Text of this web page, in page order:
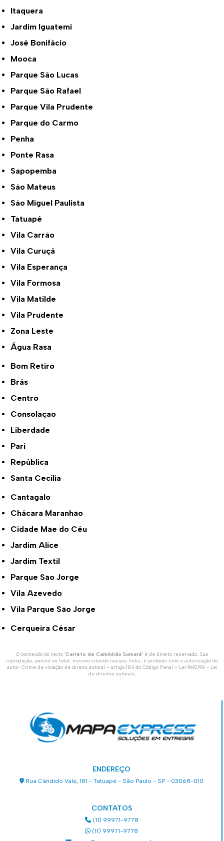
Itaquera
Jardim Iguatemi
José Bonifácio
Mooca
Parque São Lucas
Parque São Rafael
Parque Vila Prudente
Parque do Carmo
Penha
Ponte Rasa
Sapopemba
São Mateus
São Miguel Paulista
Tatuapé
Vila Carrão
Vila Curuçá
Vila Esperança
Vila Formosa
Vila Matilde
Vila Prudente
Zona Leste
Água Rasa
Bom Retiro
Brás
Centro
Consolação
Liberdade
Pari
República
Santa Cecília
Cantagalo
Chácara Maranhão
Cidade Mãe do Céu
Jardim Alice
Jardim Textil
Parque São Jorge
Vila Azevedo
Vila Parque São Jorge
Cerqueira César
O conteúdo do texto "Carreto de Caminhão Sumaré" é de direito reservado. Sua
reprodução, parcial ou total, mesmo citando nossos links, é proibida sem a autorização do
autor. Crime de violação de direito autoral – artigo 184 do Código Penal – Lei 9610/98 - Lei
de direitos autorais.
ENDEREÇO
Rua Cândido Vale, 181 - Tatuapé - São Paulo - SP - 03068-010
CONTATOS
(11) 99971-9778
(11) 99971-9778